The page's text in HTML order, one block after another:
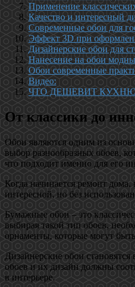
Применение
Качество и интересный
Современные обои для
Эффект 3D при
Дизайнерские обои для
Нанесение на обои
Обои современные
Видео:
ЧТО ДЕШЕВИТ КУХНЮ.
От классики до
Обои являются одним из
выбор разнообразных обоев,
что подходит именно для его
Когда начинается ремонт
интересной, но без
Бумажные обои – это
выбирая такой тип обоев,
орнаменты, которые могут
Дизайнерские обои
обоев и их дизайн должны
в интерьере.